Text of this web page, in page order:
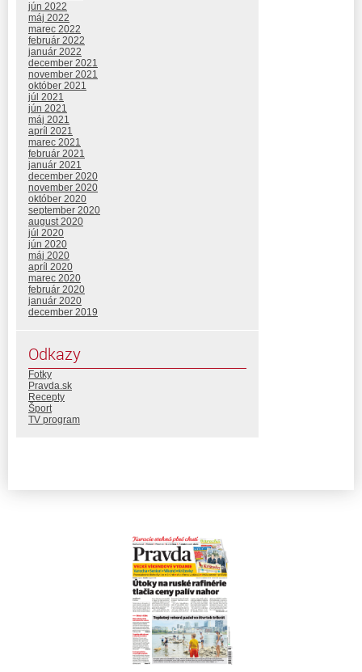
jún 2022
máj 2022
marec 2022
február 2022
január 2022
december 2021
november 2021
október 2021
júl 2021
jún 2021
máj 2021
apríl 2021
marec 2021
február 2021
január 2021
december 2020
november 2020
október 2020
september 2020
august 2020
júl 2020
jún 2020
máj 2020
apríl 2020
marec 2020
február 2020
január 2020
december 2019
Odkazy
Fotky
Pravda.sk
Recepty
Šport
TV program